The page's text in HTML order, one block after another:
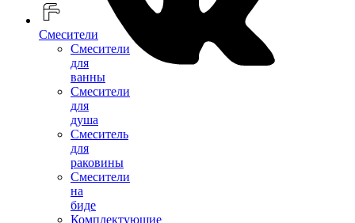
Смесители
Смесители
для
ванны
Смесители
для
душа
Смеситель
для
раковины
Смесители
на
биде
Комплектующие